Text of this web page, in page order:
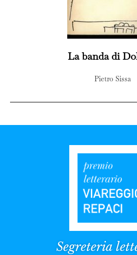
La banda di
Pietro Sissa
Segreteria